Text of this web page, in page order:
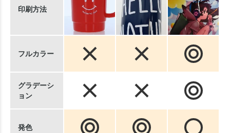
印刷方法
フルカラー
グラデーシ
ョン
発色